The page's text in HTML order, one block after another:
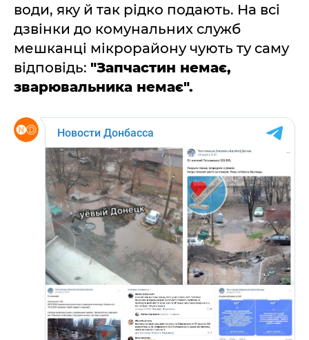
води, яку й так рідко подають. На всі
дзвінки до комунальних служб
мешканці мікрорайону чують ту саму
відповідь: "Запчастин немає,
зварювальника немає".